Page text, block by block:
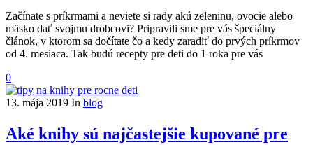
Začínate s príkrmami a neviete si rady akú zeleninu, ovocie alebo
mäsko dať svojmu drobcovi? Pripravili sme pre vás špeciálny
článok, v ktorom sa dočítate čo a kedy zaradiť do prvých príkrmov
od 4. mesiaca. Tak budú recepty pre deti do 1 roka pre vás
0
13. mája 2019 In blog
Aké knihy sú najčastejšie kupované pre